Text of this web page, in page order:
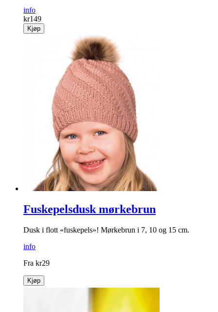
info
kr149
Kjøp
Fuskepelsdusk mørkebrun
Dusk i flott «fuskepels»! Mørkebrun i 7, 10 og 15 cm.
info
Fra kr29
Kjøp